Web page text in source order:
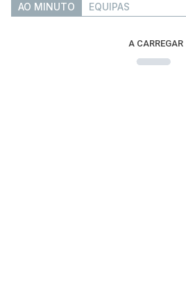
AO MINUTO EQUIPAS
A CARREGAR